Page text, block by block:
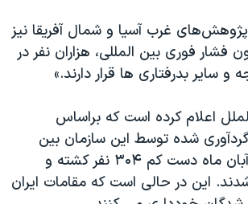
پژوهش‌های غرب آسیا و شمال آفریقا نیز
فشار فوری بین المللی، هزاران نفر در
بدرفتاری ها قرار دارند.»
اعلام کرده است که براساس
شده توسط این سازمان بین
روزهای ۲۵ تا ۲۸ آبان ماه دست کم ۳۰۴ نفر کشته و
این در حالی است که مقامات ایران